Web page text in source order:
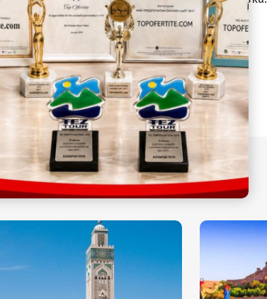
Пристигане на летище София.